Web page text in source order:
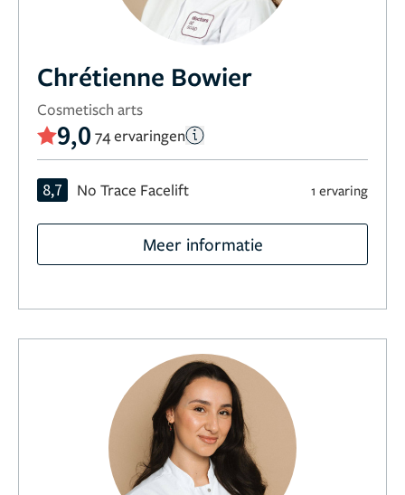
Chrétienne Bowier
Cosmetisch arts
9,0 74 ervaringen
8,7 No Trace Facelift 1 ervaring
Meer informatie